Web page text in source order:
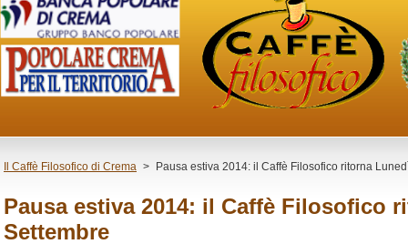
Il Caffè Filosofico di Crema > Pausa estiva 2014: il Caffè Filosofico ritorna
Pausa estiva 2014: il Caffè Filosofico
Settembre